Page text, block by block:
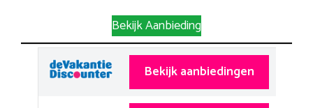
Bekijk Aanbieding
Bekijk aanbiedingen